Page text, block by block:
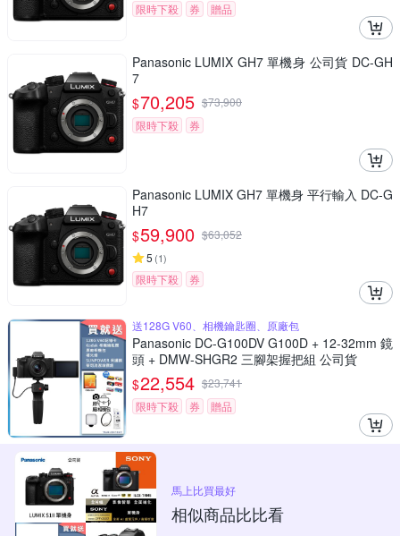
限時下殺
券 贈品
Panasonic LUMIX GH7 單機身 公司貨 DC-GH
7
$70,205 $73,900
限時下殺
券
Panasonic LUMIX GH7 單機身 平行輸入 DC-G
H7
$59,900 $63,052
5 (1)
限時下殺 券
送128G V60、相機鑰匙圈、原廠包
Panasonic DC-G100DV G100D + 12-32mm 鏡
頭 + DMW-SHGR2 三腳架握把組 公司貨
$22,554 $23,741
限時下殺
券 贈品
馬上比買最好
相似商品比比看